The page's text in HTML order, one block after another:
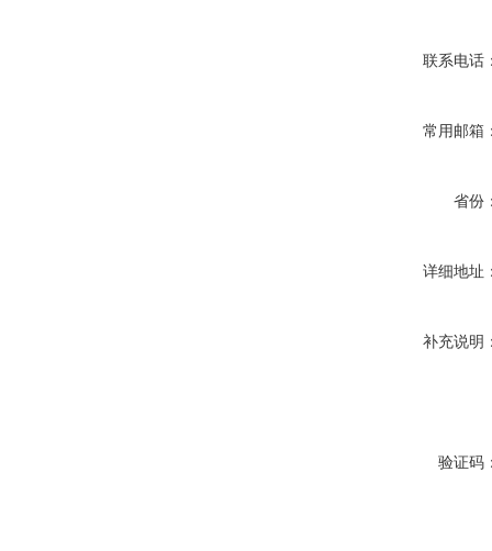
联系电话
常用邮箱
省份
详细地址
补充说明
验证码